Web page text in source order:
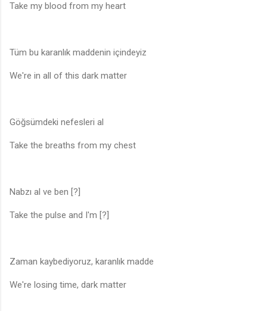
Take my blood from my heart
Tüm bu karanlık maddenin içindeyiz
We're in all of this dark matter
Göğsümdeki nefesleri al
Take the breaths from my chest
Nabzı al ve ben [?]
Take the pulse and I'm [?]
Zaman kaybediyoruz, karanlık madde
We're losing time, dark matter